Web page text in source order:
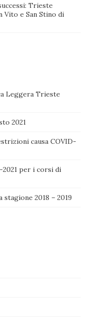
Trieste
Vito e San Stino di
Leggera Trieste
2021
causa COVID-
2021 per i corsi di
2018 – 2019